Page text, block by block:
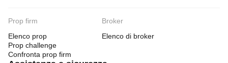
Prop firm
Elenco prop
Prop challenge
Confronta prop firm
Broker
Elenco di broker